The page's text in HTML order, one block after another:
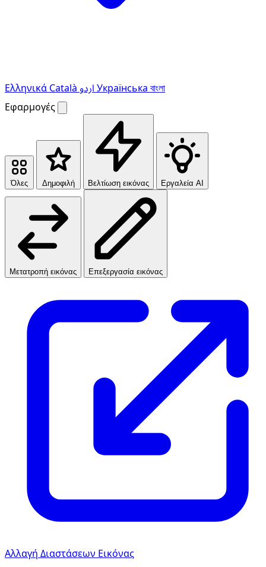
Ελληνικά Català Українська বাংলা
Εφαρμογές
Όλες Δημοφιλή Βελτίωση εικόνας Εργαλεία AI
Μετατροπή εικόνας Επεξεργασία εικόνας
Αλλαγή Διαστάσεων Εικόνας